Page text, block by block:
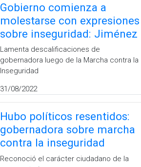
Gobierno comienza a
molestarse con expresiones
sobre inseguridad: Jiménez
Lamenta descalificaciones de
gobernadora luego de la Marcha contra la
Inseguridad
31/08/2022
Hubo políticos resentidos:
gobernadora sobre marcha
contra la inseguridad
Reconoció el carácter ciudadano de la